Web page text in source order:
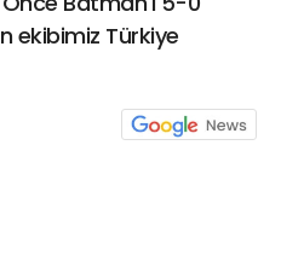
ekibimiz Türkiye